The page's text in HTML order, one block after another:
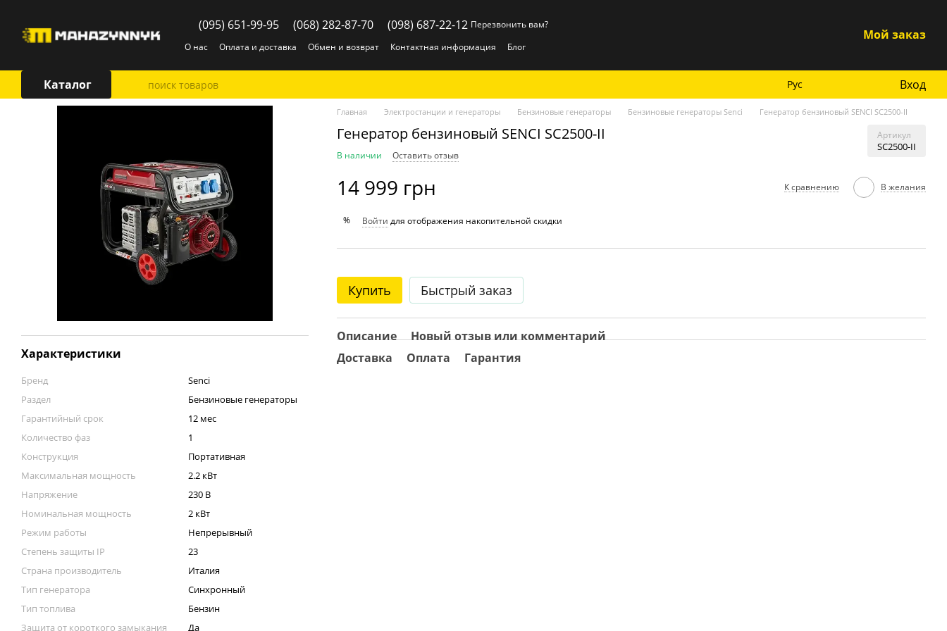
(095) 651-99-95 (068) 282-87-70 (098) 687-22-12 Перезвонить вам?
О нас
Оплата и доставка Обмен и возврат Контактная информация Блог
Мой заказ
Каталог Рус Вход
Характеристики
Бренд
Senci
Раздел
Бензиновые генераторы
Гарантийный срок
12 мес
Количество фаз
1
Конструкция
Портативная
Максимальная мощность
2.2 кВт
Напряжение
230 В
Номинальная мощность
2 кВт
Режим работы
Непрерывный
Степень защиты IP
23
Страна производитель
Италия
Тип генератора
Синхронный
Тип топлива
Бензин
Защита от короткого замыкания
Да
Главная Электростанции и генераторы Бензиновые генераторы Бензиновые генераторы Senci Генератор бензиновый SENCI SC2500-II
Генератор бензиновый SENCI SC2500-II Артикул
SC2500-II
В наличии Оставить отзыв
14 999 грн К сравнению В желания
% Войти для отображения накопительной скидки
Купить Быстрый заказ
Описание
Новый отзыв или комментарий
Доставка
Оплата Гарантия